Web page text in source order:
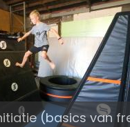
(basics van